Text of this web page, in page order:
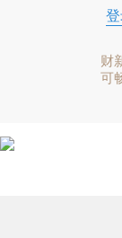
财
可